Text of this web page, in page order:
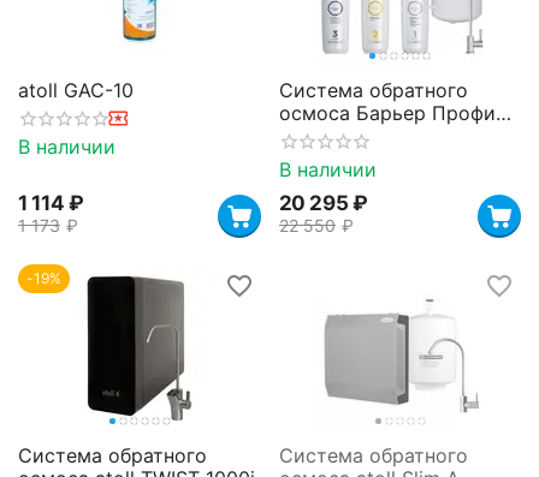
atoll GAC-10
В наличии
1 114 ₽
1 173 ₽
Система обратного
осмоса Барьер Профи
Осмо 100 Boost
В наличии
20 295 ₽
22 550 ₽
-19%
Система обратного
Система обратного